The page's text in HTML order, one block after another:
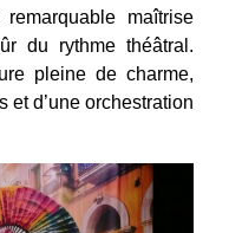
maîtrise
du rythme théâtral.
pleine de charme,
et d’une orchestration